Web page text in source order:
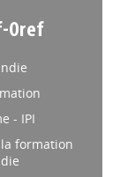
Oref
- IPI
formation